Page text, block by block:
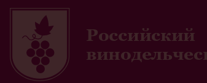
Российский